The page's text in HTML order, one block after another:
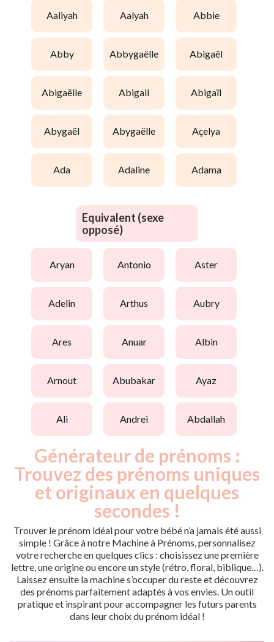
aaliyah aalyah abbie
abby abbygaëlle abigaël
abigaëlle abigail abigaïl
abygaël abygaëlle açelya
ada adaline adama
Equivalent (sexe
opposé)
aryan antonio aster
adelin arthus aubry
ares anuar albin
arnout abubakar ayaz
ali andrei abdallah
Générateur de prénoms :
Trouvez des prénoms uniques
et originaux en quelques
secondes !
Trouver le prénom idéal pour votre bébé n’a jamais été aussi
simple ! Grâce à notre Machine à Prénoms, personnalisez
votre recherche en quelques clics : choisissez une première
lettre, une origine ou encore un style (rétro, floral, biblique…).
Laissez ensuite la machine s’occuper du reste et découvrez
des prénoms parfaitement adaptés à vos envies. Un outil
pratique et inspirant pour accompagner les futurs parents
dans leur choix du prénom idéal !